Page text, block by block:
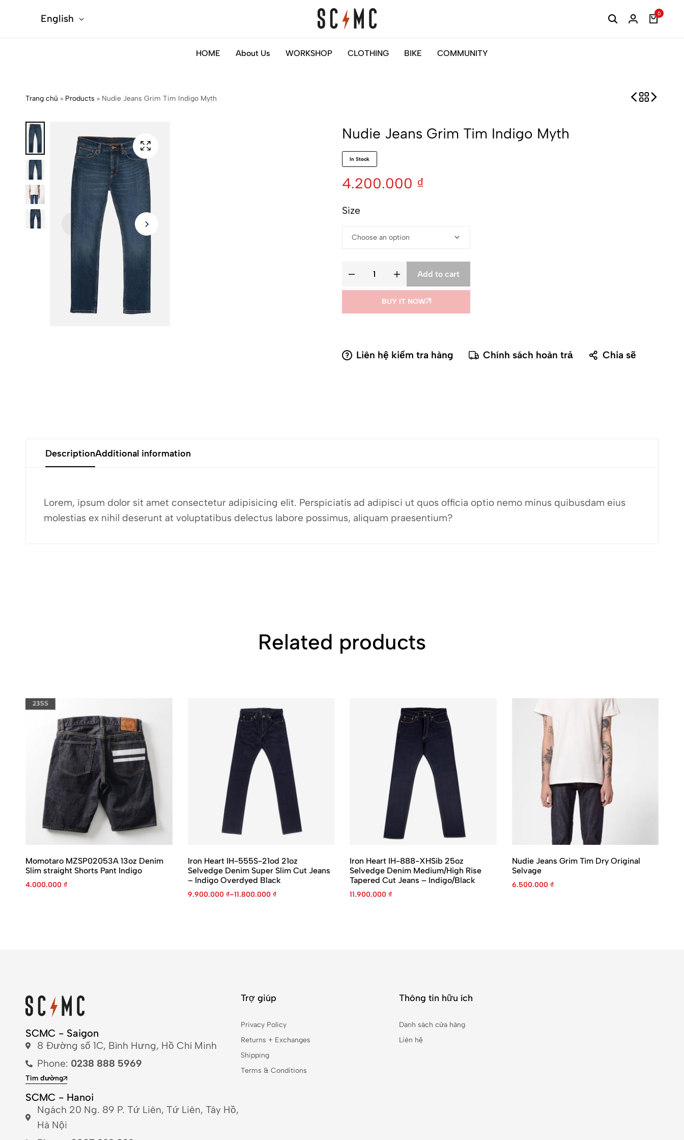
English
Classic
you
motorbike
0
HOME About Us WORKSHOP CLOTHING BIKE COMMUNITY
Trang chủ » Products » Nudie Jeans Grim Tim Indigo Myth
Nudie Jeans Grim Tim Indigo Myth
In Stock
4.200.000 ₫
Size
Add to cart
BUY IT NOW
Liên hệ kiểm tra hàng Chính sách hoàn trả Chia sẽ
DescriptionAdditional information
Lorem, ipsum dolor sit amet consectetur adipisicing elit. Perspiciatis ad adipisci ut quos officia optio nemo minus quibusdam eius
molestias ex nihil deserunt at voluptatibus delectus labore possimus, aliquam praesentium?
Related products
Momotaro MZSP02053A 13oz Denim
Slim straight Shorts Pant Indigo
4.000.000 ₫
Iron Heart IH-555S-21od 21oz
Selvedge Denim Super Slim Cut Jeans
– Indigo Overdyed Black
9.900.000 ₫–11.800.000 ₫
Iron Heart IH-888-XHSib 25oz
Selvedge Denim Medium/High Rise
Tapered Cut Jeans – Indigo/Black
11.900.000 ₫
Nudie Jeans Grim Tim Dry Original
Selvage
6.500.000 ₫
SCMC - Saigon
8 Đường số 1C, Bình Hưng, Hồ Chí Minh
Phone: 0238 888 5969
Tìm đường
SCMC - Hanoi
Ngách 20 Ng. 89 P. Tứ Liên, Tứ Liên, Tây Hồ,
Hà Nội
Trợ giúp
Privacy Policy
Returns + Exchanges
Shipping
Terms & Conditions
Thông tin hữu ích
Danh sách cửa hàng
Liên hệ